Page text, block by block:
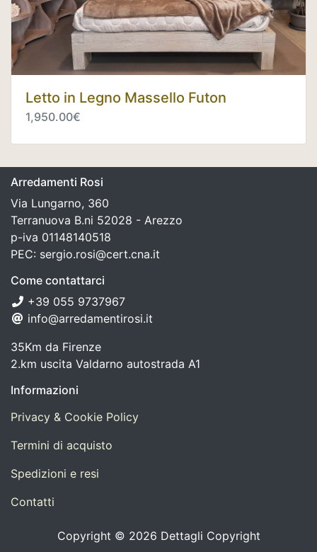
Letto in Legno Massello Futon
1,950.00€
Arredamenti Rosi
Via Lungarno, 360
Terranuova B.ni 52028 - Arezzo
p-iva 01148140518
PEC: sergio.rosi@cert.cna.it
Come contattarci
+39 055 9737967
info@arredamentirosi.it
35Km da Firenze
2.km uscita Valdarno autostrada A1
Informazioni
Privacy & Cookie Policy
Termini di acquisto
Spedizioni e resi
Contatti
Copyright © 2026 Dettagli Copyright